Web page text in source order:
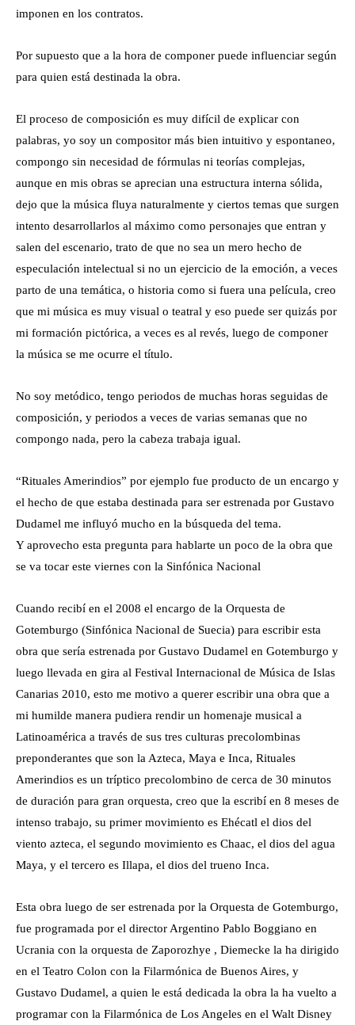
imponen en los contratos.
Por supuesto que a la hora de componer puede influenciar según
para quien está destinada la obra.
El proceso de composición es muy difícil de explicar con
palabras, yo soy un compositor más bien intuitivo y espontaneo,
compongo sin necesidad de fórmulas ni teorías complejas,
aunque en mis obras se aprecian una estructura interna sólida,
dejo que la música fluya naturalmente y ciertos temas que surgen
intento desarrollarlos al máximo como personajes que entran y
salen del escenario, trato de que no sea un mero hecho de
especulación intelectual si no un ejercicio de la emoción, a veces
parto de una temática, o historia como si fuera una película, creo
que mi música es muy visual o teatral y eso puede ser quizás por
mi formación pictórica, a veces es al revés, luego de componer
la música se me ocurre el título.
No soy metódico, tengo periodos de muchas horas seguidas de
composición, y periodos a veces de varias semanas que no
compongo nada, pero la cabeza trabaja igual.
“Rituales Amerindios” por ejemplo fue producto de un encargo y
el hecho de que estaba destinada para ser estrenada por Gustavo
Dudamel me influyó mucho en la búsqueda del tema.
Y aprovecho esta pregunta para hablarte un poco de la obra que
se va tocar este viernes con la Sinfónica Nacional
Cuando recibí en el 2008 el encargo de la Orquesta de
Gotemburgo (Sinfónica Nacional de Suecia) para escribir esta
obra que sería estrenada por Gustavo Dudamel en Gotemburgo y
luego llevada en gira al Festival Internacional de Música de Islas
Canarias 2010, esto me motivo a querer escribir una obra que a
mi humilde manera pudiera rendir un homenaje musical a
Latinoamérica a través de sus tres culturas precolombinas
preponderantes que son la Azteca, Maya e Inca, Rituales
Amerindios es un tríptico precolombino de cerca de 30 minutos
de duración para gran orquesta, creo que la escribí en 8 meses de
intenso trabajo, su primer movimiento es Ehécatl el dios del
viento azteca, el segundo movimiento es Chaac, el dios del agua
Maya, y el tercero es Illapa, el dios del trueno Inca.
Esta obra luego de ser estrenada por la Orquesta de Gotemburgo,
fue programada por el director Argentino Pablo Boggiano en
Ucrania con la orquesta de Zaporozhye , Diemecke la ha dirigido
en el Teatro Colon con la Filarmónica de Buenos Aires, y
Gustavo Dudamel, a quien le está dedicada la obra la ha vuelto a
programar con la Filarmónica de Los Angeles en el Walt Disney